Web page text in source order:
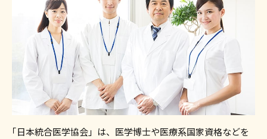
｢日本統合医学協会」は、医学博士や医療系国家資格などを